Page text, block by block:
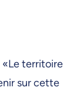
«Le territoire
sur cette